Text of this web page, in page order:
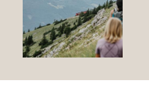
voyages,